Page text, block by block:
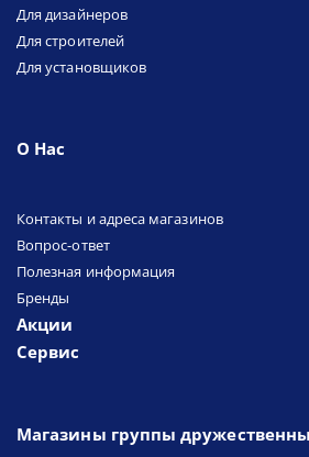
Для дизайнеров
Для строителей
Для установщиков
О Нас
Контакты и адреса магазинов
Вопрос-ответ
Полезная информация
Бренды
Акции
Сервис
Магазины группы